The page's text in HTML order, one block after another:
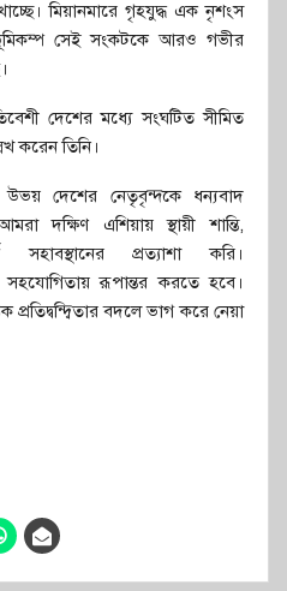
মিয়ানমারে গৃহযুদ্ধ এক নৃশংস
সেই সংকটকে আরও গভীর
দেশের মধ্যে সংঘটিত সীমিত
করেন তিনি।
দেশের নেতৃবৃন্দকে ধন্যবাদ
দক্ষিণ এশিয়ায় স্থায়ী শান্তি,
সহাবস্থানের প্রত্যাশা করি।
সহযোগিতায় রূপান্তর করতে হবে।
বদলে ভাগ করে নেয়া